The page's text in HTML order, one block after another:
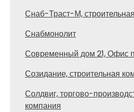
Снаб-Траст-М,
Снабмонолит
Современный дом 21, Офис
Созидание, строительная
Солдвиг, торгово-
компания